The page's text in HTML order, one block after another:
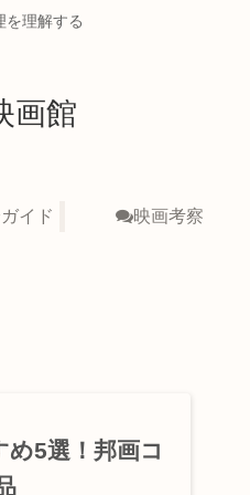
を理解する
画館
イド 映画考察
5選！邦画コ